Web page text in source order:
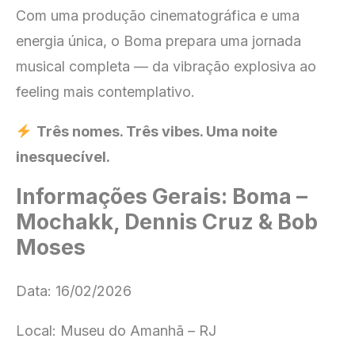
Com uma produção cinematográfica e uma
energia única, o Boma prepara uma jornada
musical completa — da vibração explosiva ao
feeling mais contemplativo.
Três nomes. Três vibes. Uma noite
inesquecível.
Informações Gerais: Boma –
Mochakk, Dennis Cruz & Bob
Moses
Data: 16/02/2026
Local: Museu do Amanhã – RJ